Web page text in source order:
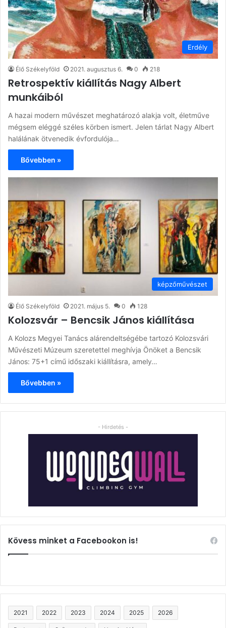
Erdély
Élő Székelyföld 2021. augusztus 6. 0 218
Retrospektív kiállítás Nagy Albert
munkáiból
A hazai modern művészet meghatározó alakja volt, életműve
mégsem eléggé széles körben ismert. Jelen tárlat Nagy Albert
halálának ötvenedik évfordulója…
Bővebben »
képzőművészet
Élő Székelyföld 2021. május 5. 0 128
Kolozsvár – Bencsik János kiállítása
A Kolozs Megyei Tanács alárendeltségébe tartozó Kolozsvári
Művészeti Múzeum szeretettel meghívja Önöket a Bencsik
János: 75+1 című időszaki kiállításra, amely…
Bővebben »
- Hirdetés -
Kövess minket a Facebookon is!
2021 2022 2023 2024 2025 2026